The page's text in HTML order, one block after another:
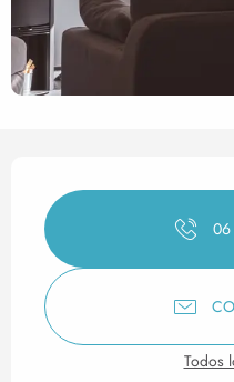
Horarios y
06
Todos